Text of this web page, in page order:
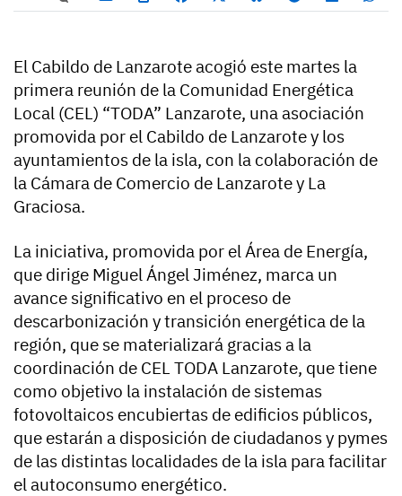
El Cabildo de Lanzarote acogió este martes la
primera reunión de la Comunidad Energética
Local (CEL) “TODA” Lanzarote, una asociación
promovida por el Cabildo de Lanzarote y los
ayuntamientos de la isla, con la colaboración de
la Cámara de Comercio de Lanzarote y La
Graciosa.
La iniciativa, promovida por el Área de Energía,
que dirige Miguel Ángel Jiménez, marca un
avance significativo en el proceso de
descarbonización y transición energética de la
región, que se materializará gracias a la
coordinación de CEL TODA Lanzarote, que tiene
como objetivo la instalación de sistemas
fotovoltaicos encubiertas de edificios públicos,
que estarán a disposición de ciudadanos y pymes
de las distintas localidades de la isla para facilitar
el autoconsumo energético.